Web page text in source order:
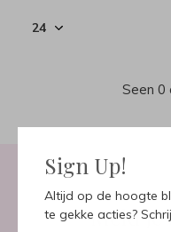
Sign Up!
Altijd op de hoogte
te gekke acties?
Seen 0
Meld je